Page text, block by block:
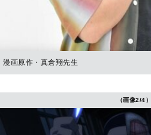
漫画原作・真倉翔先生
（画像2/4）